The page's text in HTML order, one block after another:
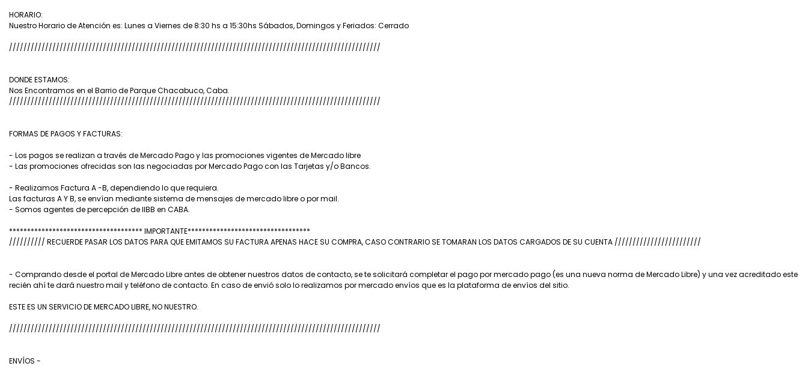
HORARIO:
Nuestro Horario de Atención es: Lunes a Viernes de 8:30 hs a 15:30hs Sábados, Domingos y Feriados: Cerrado
///////////////////////////////////////////////////////////////////////////////////////////////////////
DONDE ESTAMOS:
Nos Encontramos en el Barrio de Parque Chacabuco, Caba.
///////////////////////////////////////////////////////////////////////////////////////////////////////
FORMAS DE PAGOS Y FACTURAS:
- Los pagos se realizan a través de Mercado Pago y las promociones vigentes de Mercado libre
- Las promociones ofrecidas son las negociadas por Mercado Pago con las Tarjetas y/o Bancos.
- Realizamos Factura A -B, dependiendo lo que requiera.
Las facturas A Y B, se envían mediante sistema de mensajes de mercado libre o por mail.
- Somos agentes de percepción de IIBB en CABA.
************************************* IMPORTANTE**********************************
////////// RECUERDE PASAR LOS DATOS PARA QUE EMITAMOS SU FACTURA APENAS HACE SU COMPRA, CASO CONTRARIO SE TOMARAN LOS DATOS CARGADOS DE SU CUENTA ////////////////////////
- Comprando desde el portal de Mercado Libre antes de obtener nuestros datos de contacto, se te solicitará completar el pago por mercado pago (es una nueva norma de Mercado Libre) y una vez acreditado este
recién ahí te dará nuestro mail y teléfono de contacto. En caso de envió solo lo realizamos por mercado envíos que es la plataforma de envíos del sitio.
ESTE ES UN SERVICIO DE MERCADO LIBRE, NO NUESTRO.
///////////////////////////////////////////////////////////////////////////////////////////////////////
ENVÍOS -